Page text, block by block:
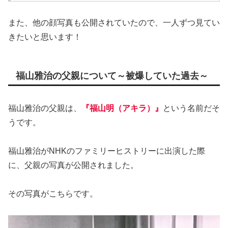
また、他の顔写真も公開されていたので、一人ずつ見てい
きたいと思います！
福山雅治の父親について～被爆していた過去～
福山雅治の父親は、 『福山明（アキラ）』
という名前だそ
うです。
福山雅治がNHKのファミリーヒストリーに出演した際
に、父親の写真が公開されました。
その写真がこちらです。